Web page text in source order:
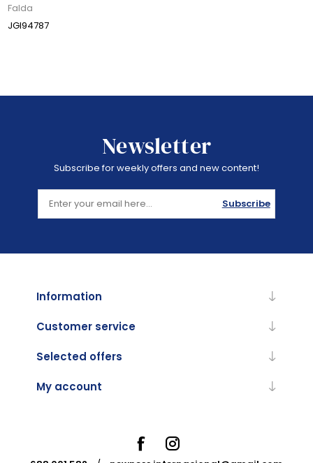
Falda
JGI94787
Newsletter
Subscribe for weekly offers and new content!
Subscribe
Information
Customer service
Selected offers
My account